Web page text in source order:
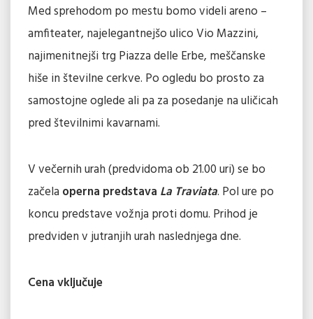
Med sprehodom po mestu bomo videli areno –
amfiteater, najelegantnejšo ulico Vio Mazzini,
najimenitnejši trg Piazza delle Erbe, meščanske
hiše in številne cerkve. Po ogledu bo prosto za
samostojne oglede ali pa za posedanje na uličicah
pred številnimi kavarnami.
V večernih urah (predvidoma ob 21.00 uri) se bo
začela operna predstava La Traviata. Pol ure po
koncu predstave vožnja proti domu. Prihod je
predviden v jutranjih urah naslednjega dne.
Cena vključuje